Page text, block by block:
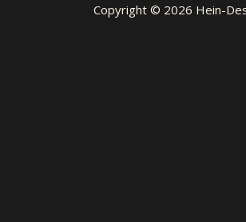
Copyright © 2026 Hein-